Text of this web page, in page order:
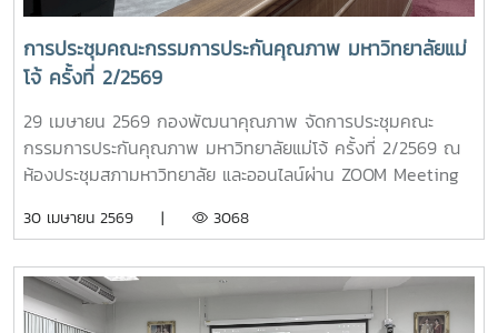
การประชุมคณะกรรมการประกันคุณภาพ มหาวิทยาลัยแม่
โจ้ ครั้งที่ 2/2569
29 เมษายน 2569 กองพัฒนาคุณภาพ จัดการประชุมคณะ
กรรมการประกันคุณภาพ มหาวิทยาลัยแม่โจ้ ครั้งที่ 2/2569 ณ
ห้องประชุมสภามหาวิทยาลัย และออนไลน์ผ่าน ZOOM Meeting
การประชุมครั้งนี้ ผู้เข้าร่วมประชุมได้ร่วมให้ข้อมูลและแลกเปลี่ยน
EdPEx ของแต่ละส่วนงาน/หน่วยงาน การเตรียมความพร้อมใน
การเข้ารับการประเมินคุณภาพการศึกษาทั้งในระดับหลักสูตรและ
30 เมษายน 2569 | 3068